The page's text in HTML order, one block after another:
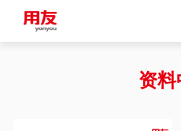
资